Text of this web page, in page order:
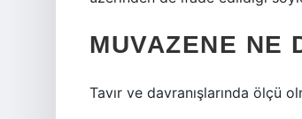
MUVAZENE NE
Tavır ve davranışlarında ölçü